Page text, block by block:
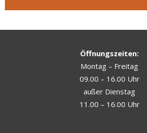
Öffnungszeiten:
Montag – Freitag
09.00 – 16.00 Uhr
außer Dienstag
11.00 – 16.00 Uhr